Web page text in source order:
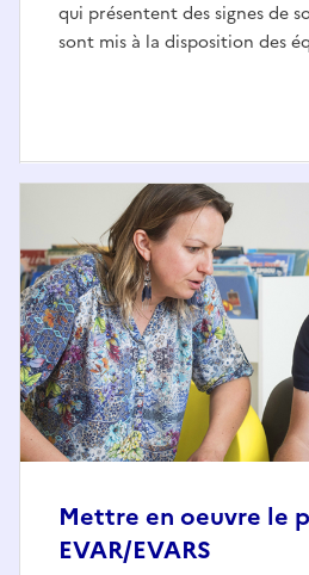
qui présentent des signes de
sont mis à la disposition des
Mettre en oeuvre le
EVAR/EVARS